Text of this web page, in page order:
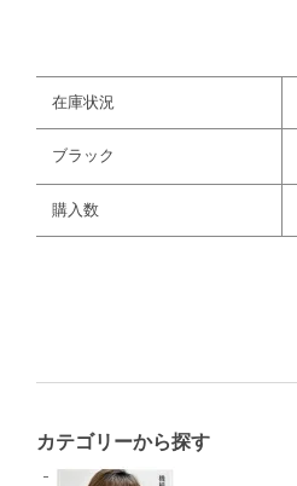
在庫状況
ブラック
購入数
カテゴリーから探す